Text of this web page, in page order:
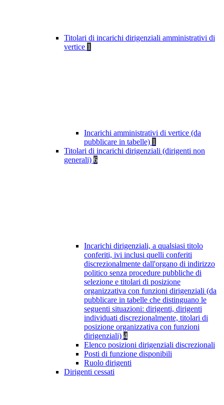
Titolari di incarichi dirigenziali amministrativi di
vertice 1
Incarichi amministrativi di vertice (da
pubblicare in tabelle) 1
Titolari di incarichi dirigenziali (dirigenti non
generali) 6
Incarichi dirigenziali, a qualsiasi titolo
conferiti, ivi inclusi quelli conferiti
discrezionalmente dall'organo di indirizzo
politico senza procedure pubbliche di
selezione e titolari di posizione
organizzativa con funzioni dirigenziali (da
pubblicare in tabelle che distinguano le
seguenti situazioni: dirigenti, dirigenti
individuati discrezionalmente, titolari di
posizione organizzativa con funzioni
dirigenziali) 4
Elenco posizioni dirigenziali discrezionali
Posti di funzione disponibili
Ruolo dirigenti
Dirigenti cessati